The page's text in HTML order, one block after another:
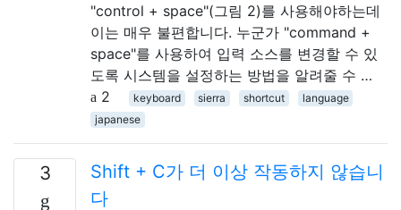
"control + space"(그림 2)를 사용해야하는데
이는 매우 불편합니다. 누군가 "command +
space"를 사용하여 입력 소스를 변경할 수 있
도록 시스템을 설정하는 방법을 알려줄 수 …
2
keyboard sierra shortcut
language
japanese
3
Shift + C가 더 이상 작동하지 않습니
다